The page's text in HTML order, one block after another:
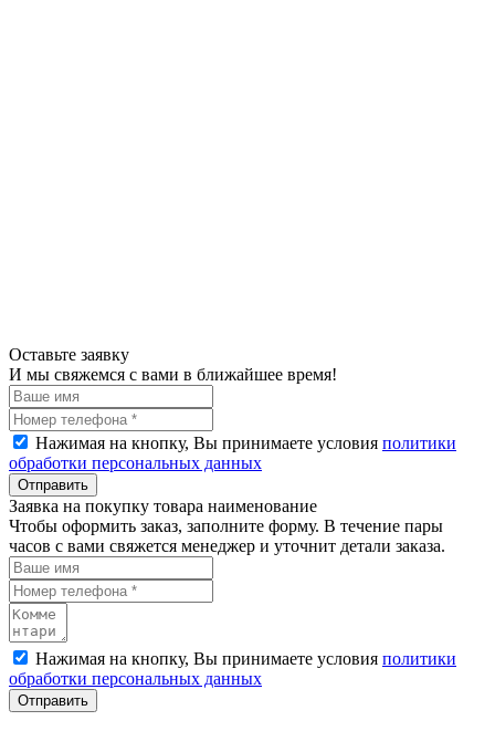
Оставьте заявку
И мы свяжемся с вами в ближайшее время!
Нажимая на кнопку, Вы принимаете условия политики
обработки персональных данных
Отправить
Заявка на покупку товара наименование
Чтобы оформить заказ, заполните форму. В течение пары
часов с вами свяжется менеджер и уточнит детали заказа.
Нажимая на кнопку, Вы принимаете условия политики
обработки персональных данных
Отправить